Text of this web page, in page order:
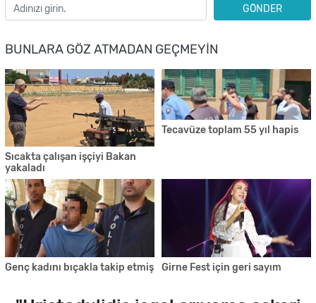
GÖNDER
BUNLARA GÖZ ATMADAN GEÇMEYIN
Sıcakta çalışan işçiyi Bakan
yakaladı
Tecavüze toplam 55 yıl hapis
Genç kadını bıçakla takip etmiş Girne Fest için geri sayım